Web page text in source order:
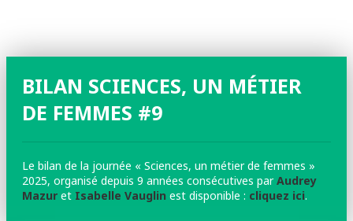
BILAN SCIENCES, UN MÉTIER
DE FEMMES #9
Le bilan de la journée « Sciences, un métier de femmes »
2025, organisé depuis 9 années consécutives parAudrey
Mazur et Isabelle Vauglin est disponible : cliquez ici.